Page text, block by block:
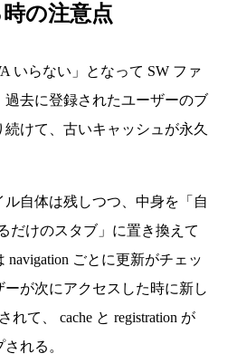
の注意点
いらない」となって SW ファ
過去に登録されたユーザーのブ
続けて、古いキャッシュが永久
ル自体は残しつつ、中身を「自
だけのスタブ」に置き換えて
navigation ごとに更新がチェッ
が次にアクセスした時に新し
れて、 cache と registration が
れる。